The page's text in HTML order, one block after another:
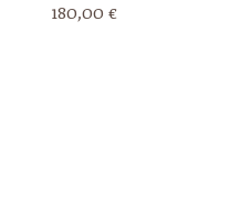
180,00 €